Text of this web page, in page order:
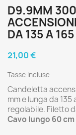
D9.9MM
DA 135 A
21,00 €
Tasse incluse
Candeletta
mm e lunga da
regolabile. Filetto
Cavo lungo 60 cm